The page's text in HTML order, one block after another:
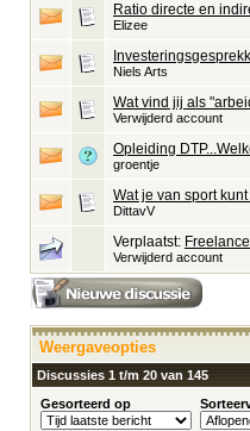
Ratio directe en
Elizee
Niels Arts
Wat vind jij als
Verwijderd account
Opleiding
groentje
Wat je van sport
DittavV
Verplaatst:
Verwijderd account
Weergaveopties
Discussies 1 t/m 20 van 145
Gesorteerd op